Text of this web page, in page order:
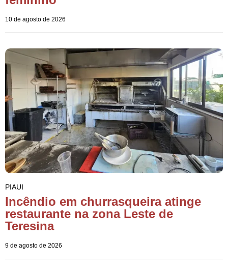
10 de agosto de 2026
PIAUI
Incêndio em churrasqueira atinge
restaurante na zona Leste de
Teresina
9 de agosto de 2026